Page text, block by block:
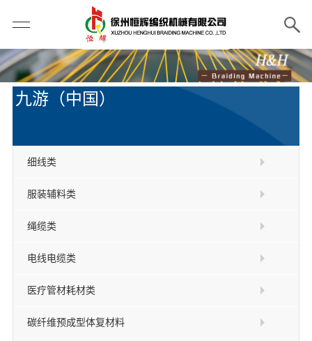
九游（中国）
细线类
服装辅料类
绳缆类
电线电缆类
医疗管材耗材类
碳纤维预成型体复材料